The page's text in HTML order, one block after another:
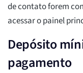
de contato forem
acessar o painel
Depósito
pagamento